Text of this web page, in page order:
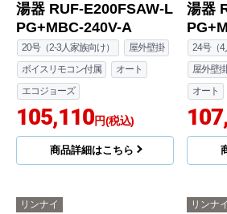
湯器 RUF-E200FSAW-L
PG+MBC-240V-A
20号（2-3人家族向け）
屋外壁掛
ボイスリモコン付属
オート
エコジョーズ
105,110円(税込)
商品詳細はこちら
湯器
24号（4
屋外壁掛
オート
リンナイ
リンナイ